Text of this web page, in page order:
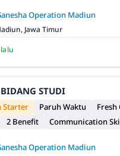
Operation Madiun
Jawa Timur
BIDANG STUDI
Starter
Paruh Waktu
Fresh
2 Benefit Communication
Operation Madiun